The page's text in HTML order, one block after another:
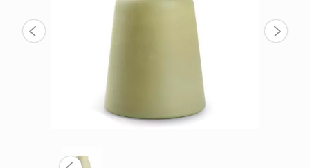
КОМНАТНЫЕ РАСТЕНИЯ
ГРУНТЫ И УДОБРЕНИЯ
ПРЕДМЕТЫ ИНТЕРЬЕРА